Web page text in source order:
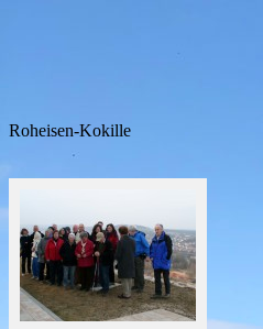
Roheisen-Kokille